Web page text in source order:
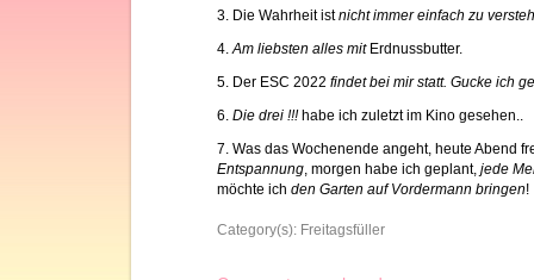
3. Die Wahrheit istnicht immer einfach zu
4.Am liebsten alles mit Erdnussbutter.
5. Der ESC 2022 findet bei mir statt. Gucke ich
6. Die drei !!!habe ich zuletzt im Kino gesehen..
7. Was das Wochenende angeht, heute Abend
Entspannung , morgen habe ich geplant, jede
möchte ich den Garten auf Vordermann bringen!
Category(s): Freitagsfüller